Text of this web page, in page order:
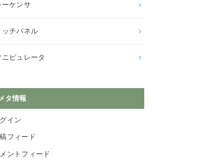
ーケンサ
ッチパネル
ニピュレータ
タ情報
イン
フィード
ントフィード